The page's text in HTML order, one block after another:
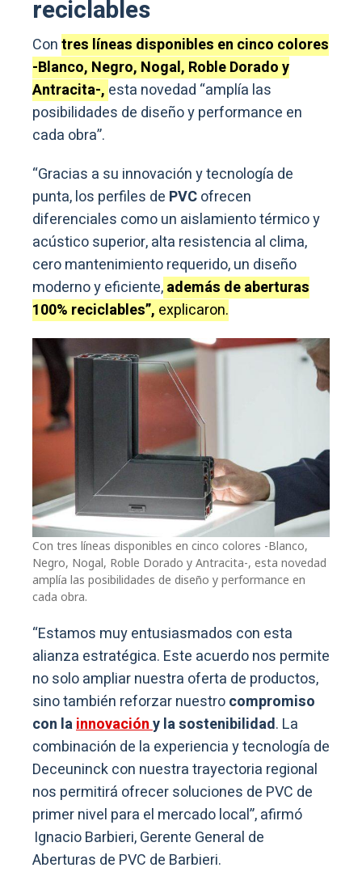
reciclables
Contres líneas disponibles en cinco colores
-Blanco, Negro, Nogal, Roble Dorado y
Antracita-, esta novedad “amplía las
posibilidades de diseño y performance en
cada obra”.
“Gracias a su innovación y tecnología de
punta, los perfiles de PVCofrecen
diferenciales como un aislamiento térmico y
acústico superior, alta resistencia al clima,
cero mantenimiento requerido, un diseño
moderno y eficiente,además de aberturas
100% reciclables”, explicaron.
Con tres líneas disponibles en cinco colores -Blanco,
Negro, Nogal, Roble Dorado y Antracita-, esta novedad
amplía las posibilidades de diseño y performance en
cada obra.
“Estamos muy entusiasmados con esta
alianza estratégica. Este acuerdo nos permite
no solo ampliar nuestra oferta de productos,
sino también reforzar nuestrocompromiso
con lainnovacióny la sostenibilidad. La
combinación de la experiencia y tecnología de
Deceuninck con nuestra trayectoria regional
nos permitirá ofrecer soluciones de PVC de
primer nivel para el mercado local”, afirmó
Ignacio Barbieri, Gerente General de
Aberturas de PVC de Barbieri.